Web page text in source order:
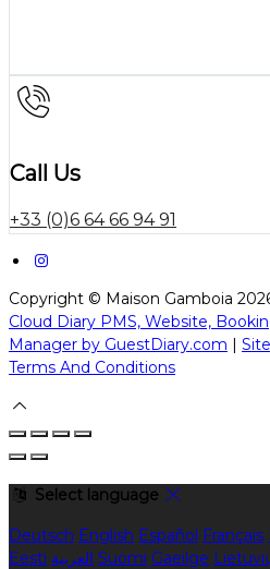
Call Us
+33 (0)6 64 66 94 91
Copyright © Maison Gamboia
Cloud Diary PMS, Website,
Manager by GuestDiary.com |
Terms And Conditions
Select language
Deutsch English Español Français
Eesti العربية Suomi Gaeilge